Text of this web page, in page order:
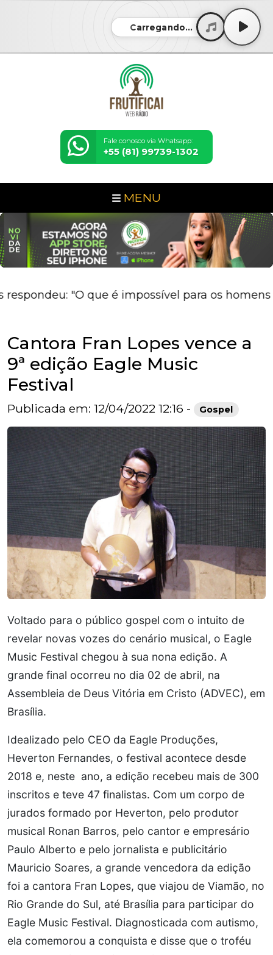
Carregando...
Fale conosco via Whatsapp:
+55 (81) 99739-1302
MENU
"O que é impossível para os homens é
Cantora Fran Lopes vence a
9ª edição Eagle Music
Festival
Publicada em: 12/04/2022 12:16 - Gospel
Voltado para o público gospel com o intuito de
revelar novas vozes do cenário musical, o Eagle
Music Festival chegou à sua nona edição. A
grande final ocorreu no dia 02 de abril, na
Assembleia de Deus Vitória em Cristo (ADVEC), em
Brasília.
Idealizado pelo CEO da Eagle Produções,
Heverton Fernandes, o festival acontece desde
2018 e, neste ano, a edição recebeu mais de 300
inscritos e teve 47 finalistas. Com um corpo de
jurados formado por Heverton, pelo produtor
musical Ronan Barros, pelo cantor e empresário
Paulo Alberto e pelo jornalista e publicitário
Mauricio Soares, a grande vencedora da edição
foi a cantora Fran Lopes, que viajou de Viamão, no
Rio Grande do Sul, até Brasília para participar do
Eagle Music Festival. Diagnosticada com autismo,
ela comemorou a conquista e disse que o troféu